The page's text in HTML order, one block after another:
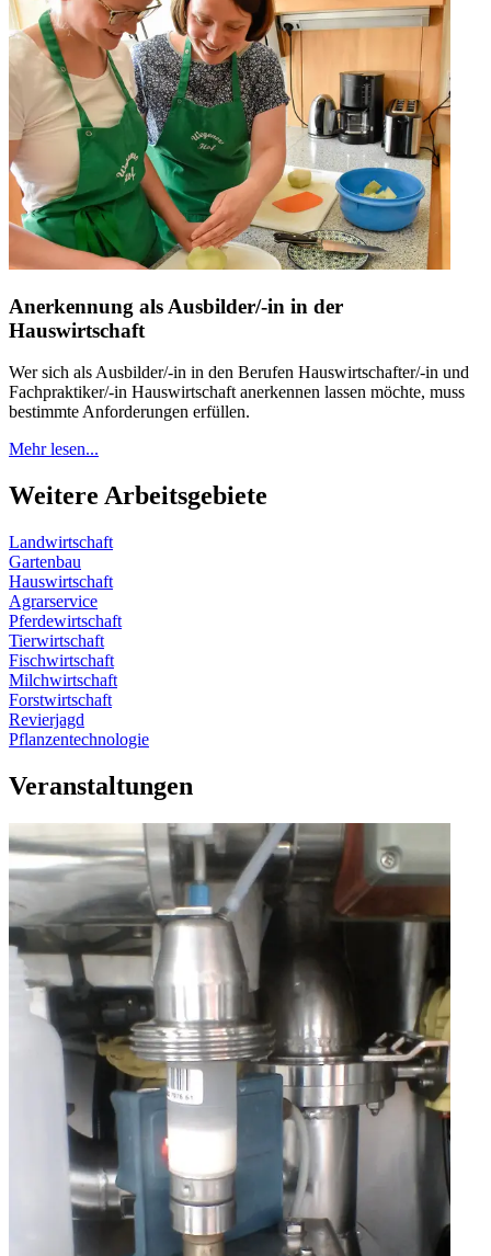
Anerkennung als Ausbilder/-in in der
Hauswirtschaft
Wer sich als Ausbilder/-in in den Berufen Hauswirtschafter/-in und
Fachpraktiker/-in Hauswirtschaft anerkennen lassen möchte, muss
bestimmte Anforderungen erfüllen.
Mehr lesen...
Weitere Arbeitsgebiete
Landwirtschaft
Gartenbau
Hauswirtschaft
Agrarservice
Pferdewirtschaft
Tierwirtschaft
Fischwirtschaft
Milchwirtschaft
Forstwirtschaft
Revierjagd
Pflanzentechnologie
Veranstaltungen